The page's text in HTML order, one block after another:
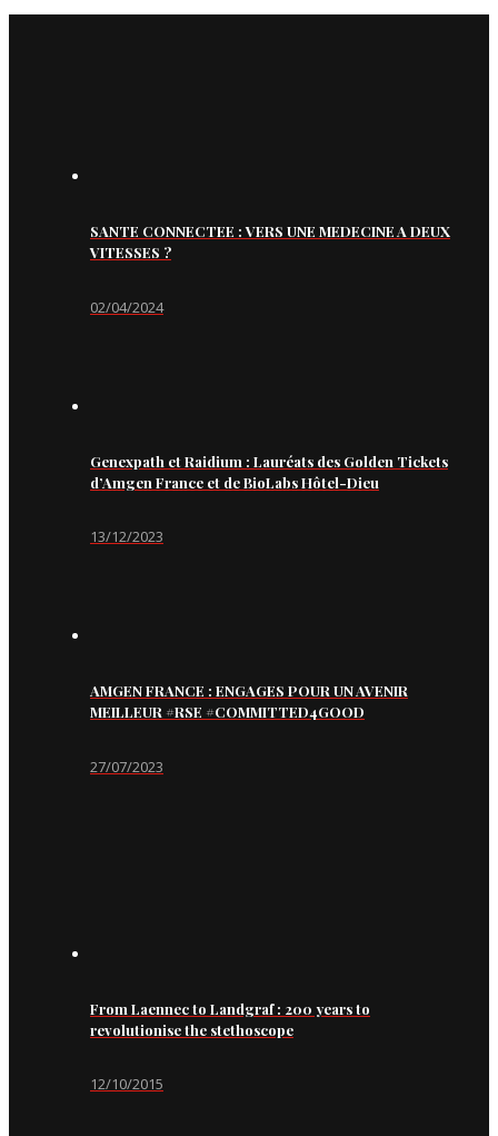
SANTE CONNECTEE : VERS UNE MEDECINE A DEUX
VITESSES ?
02/04/2024
Genexpath et Raidium : Lauréats des Golden Tickets
d’Amgen France et de BioLabs Hôtel-Dieu
13/12/2023
AMGEN FRANCE : ENGAGES POUR UN AVENIR
MEILLEUR #RSE #COMMITTED4GOOD
27/07/2023
From Laennec to Landgraf : 200 years to
revolutionise the stethoscope
12/10/2015